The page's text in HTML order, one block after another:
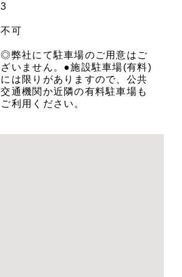
3
不可
◎弊社にて駐車場のご用意はご
ざいません。●施設駐車場(有料)
には限りがありますので、公共
交通機関か近隣の有料駐車場も
ご利用ください。